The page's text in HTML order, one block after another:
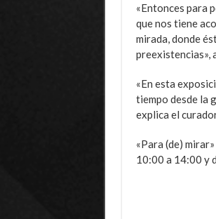
«Entonces para
que nos tiene
mirada, donde
preexistencias»,
«En esta
tiempo desde la
explica el
«Para (de)
10:00 a 14:00 y